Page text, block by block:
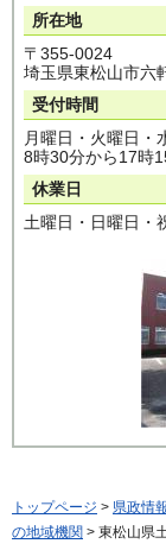
所在地
〒355-0024
埼玉県東松山市六
受付時間
月曜日・火曜日・
8時30分から17時
休業日
土曜日・日曜日・
トップページ > 県政情
の地域機関 > 東松山県